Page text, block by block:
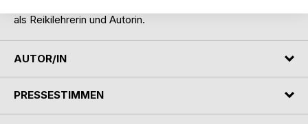
als Reikilehrerin und Autorin.
AUTOR/IN
PRESSESTIMMEN